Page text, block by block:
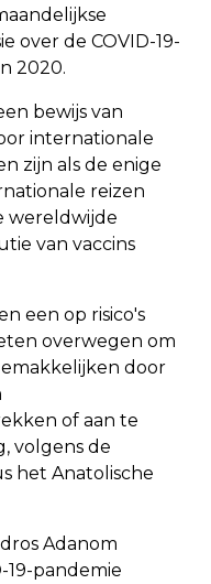
over de COVID-19-
2020.
bewijs van
internationale
zijn als de enige
reizen
wereldwijde
van vaccins
een op risico's
overwegen om
door
of aan te
volgens de
het Anatolische
Adanom
19-pandemie